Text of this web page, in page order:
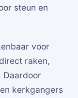
steun en
voor
raken,
Daardoor
kerkgangers